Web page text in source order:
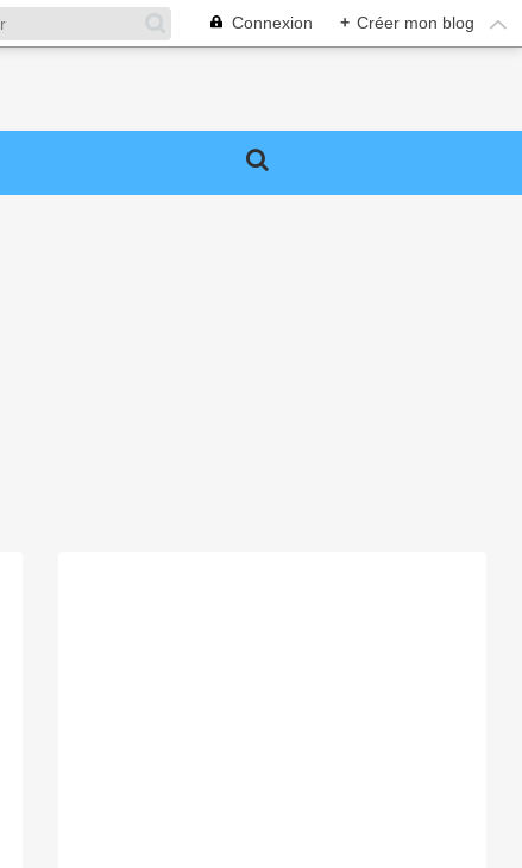
Connexion + Créer mon blog